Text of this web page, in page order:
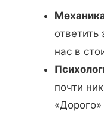
ответить
нас в
почти